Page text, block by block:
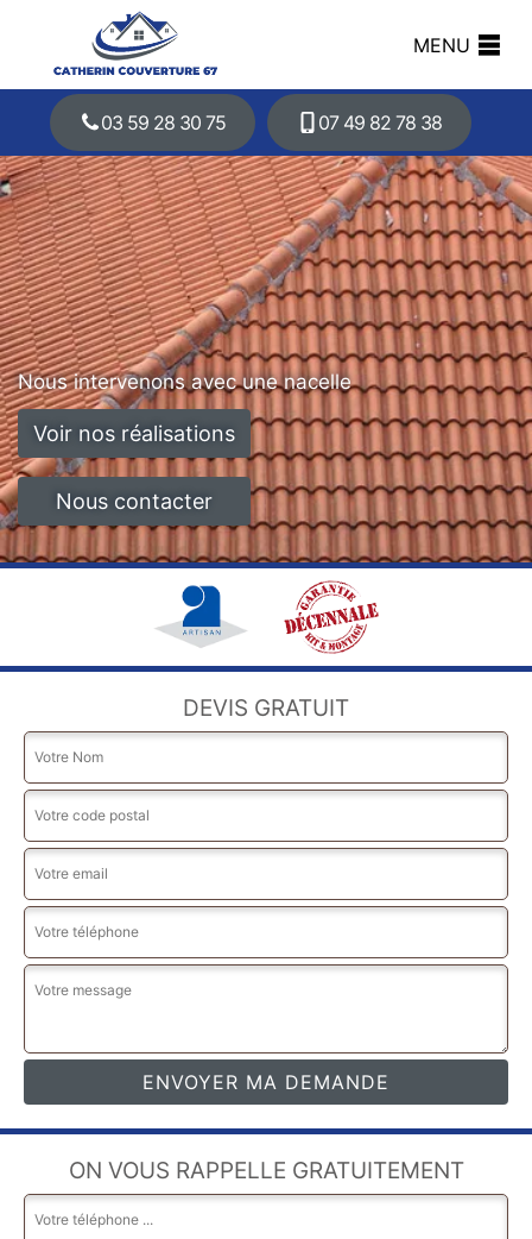
MENU
03 59 28 30 75 07 49 82 78 38
Nous intervenons avec une nacelle
Voir nos réalisations
Nous contacter
DEVIS GRATUIT
ON VOUS RAPPELLE GRATUITEMENT